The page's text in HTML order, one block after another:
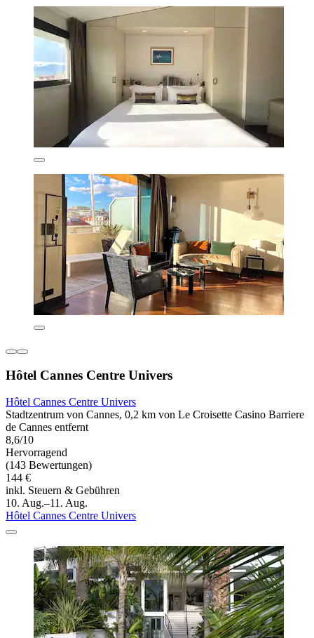
Hôtel Cannes Centre Univers
Hôtel Cannes Centre Univers
Stadtzentrum von Cannes, 0,2 km von Le Croisette Casino Barriere
de Cannes entfernt
8,6/10
Hervorragend
(143 Bewertungen)
144 €
inkl. Steuern & Gebühren
10. Aug.–11. Aug.
Hôtel Cannes Centre Univers